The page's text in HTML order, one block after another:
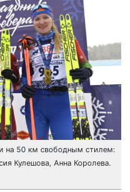
на 50 км свободным стилем:
Кулешова, Анна Королева.